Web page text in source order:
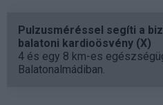
Pulzusméréssel segíti a
balatoni kardioösvény (X)
4 és egy 8 km-es
Balatonalmádiban.